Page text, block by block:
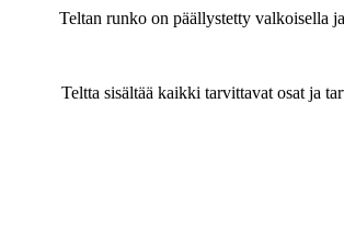
Teltan runko on päällystetty valkoisella
Teltta sisältää kaikki tarvittavat osat ja